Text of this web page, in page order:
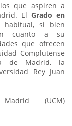
que aspiren a
ElGrado en
si bien
cuanto a su
que ofrecen
Complutense
de Madrid, la
Rey Juan
(UCM)